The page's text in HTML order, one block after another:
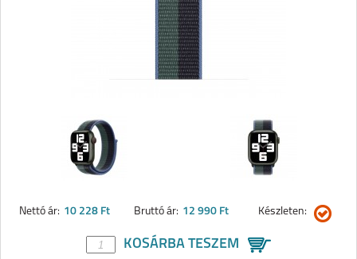
Nettó ár: 10 228 Ft Bruttó ár: 12 990 Ft Készleten:
KOSÁRBA TESZEM